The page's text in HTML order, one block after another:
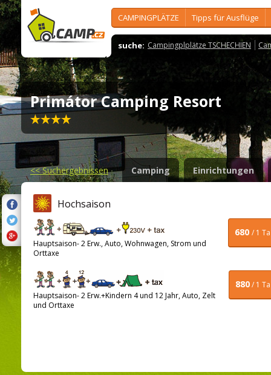
CAMPINGPLÄTZE Tipps für Ausflüge
suche: Campingplplätze TSCHECHIEN
Primátor Camping Resort
<<Suchergebnissen Camping Einrichtungen
Hochsaison
680 / 1
Hauptsaison- 2 Erw., Auto, Wohnwagen, Strom und
Orttaxe
880/ 1
Hauptsaison- 2 Erw.+Kindern 4 und 12 Jahr, Auto, Zelt
und Orttaxe